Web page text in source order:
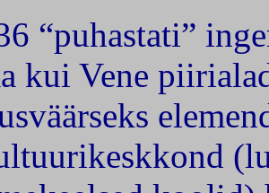
“puhastati”
kui Vene